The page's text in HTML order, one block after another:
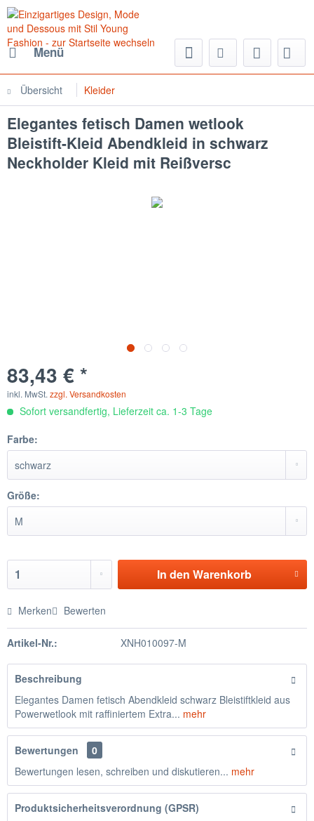
Menü
Übersicht Kleider
Elegantes fetisch Damen wetlook
Bleistift-Kleid Abendkleid in schwarz
Neckholder Kleid mit Reißversc
83,43 € *
inkl. MwSt. zzgl. Versandkosten
Sofort versandfertig, Lieferzeit ca. 1-3 Tage
Farbe:
Größe:
In den Warenkorb
Merken Bewerten
Artikel-Nr.: XNH010097-M
Beschreibung
Elegantes Damen fetisch Abendkleid schwarz Bleistiftkleid aus
Powerwetlook mit raffiniertem Extra... mehr
Bewertungen
0
Bewertungen lesen, schreiben und diskutieren... mehr
Produktsicherheitsverordnung (GPSR)